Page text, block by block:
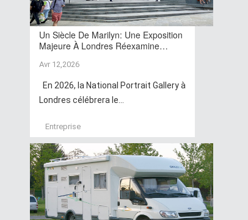
Un Siècle De Marilyn: Une Exposition
Majeure À Londres Réexamine…
Avr 12,2026
En 2026, la National Portrait Gallery à
Londres célébrera le...
Entreprise